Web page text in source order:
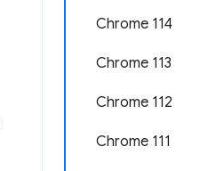
Chrome 114
Chrome 113
Chrome 112
Chrome 111